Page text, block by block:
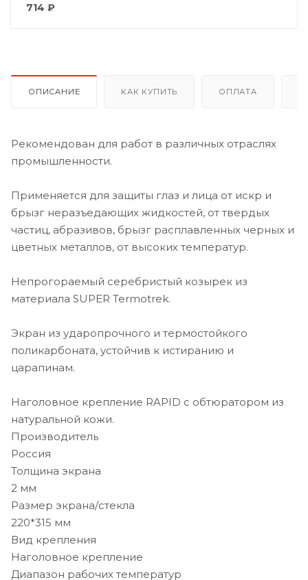
714 ₽
ОПИСАНИЕ КАК КУПИТЬ ОПЛАТА
Рекомендован для работ в различных отраслях
промышленности.
Применяется для защиты глаз и лица от искр и
брызг неразъедающих жидкостей, от твердых
частиц, абразивов, брызг расплавленных черных и
цветных металлов, от высоких температур.
Непрогораемый серебристый козырек из
материала SUPER Termotrek.
Экран из ударопрочного и термостойкого
поликарбоната, устойчив к истиранию и
царапинам.
Наголовное крепление RAPID с обтюратором из
натуральной кожи.
Производитель
Россия
Толщина экрана
2 мм
Размер экрана/стекла
220*315 мм
Вид крепления
Наголовное крепление
Диапазон рабочих температур